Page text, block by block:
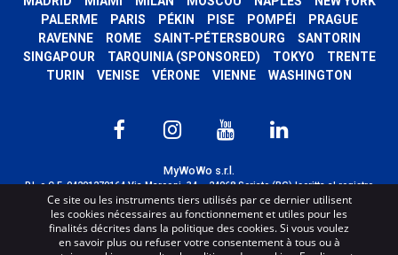
PALERME
PARIS PÉKIN PISE POMPÉI
PRAGUE
RAVENNE
ROME SAINT-PÉTERSBOURG
SANTORIN
SINGAPOUR
TARQUINIA (SPONSORED) TOKYO
TRENTE
TURIN
VENISE VÉRONE VIENNE WASHINGTON
MyWoWo s.r.l.
P.I. e C.F. 04201270164 Via Marconi, 34 – 24068 Seriate (BG) Iscritta al registro
delle imprese di Bergamo con n° iscrizione 443941 – Cap.Soc. € 100.000,00 i.v.
TERMS AND CONDITIONS-CREDITS
Ce site ou les instruments tiers utilisés par ce dernier utilisent
les cookies nécessaires au fonctionnement et utiles pour les
finalités décrites dans la politique des cookies. Si vous voulez
en savoir plus ou refuser votre consentement à tous ou à